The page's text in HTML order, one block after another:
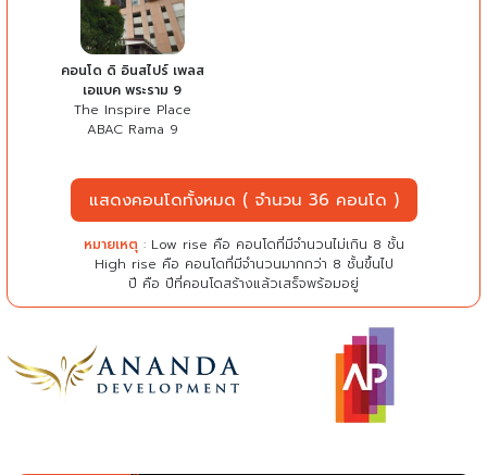
คอนโด ดิ อินสไปร์ เพลส
เอแบค พระราม 9
The Inspire Place
ABAC Rama 9
แสดงคอนโดทั้งหมด ( จำนวน 36 คอนโด )
หมายเหตุ : Low rise คือ คอนโดที่มีจำนวนไม่เกิน 8 ชั้น
High rise คือ คอนโดที่มีจำนวนมากกว่า 8 ชั้นขึ้นไป
ปี คือ ปีที่คอนโดสร้างแล้วเสร็จพร้อมอยู่